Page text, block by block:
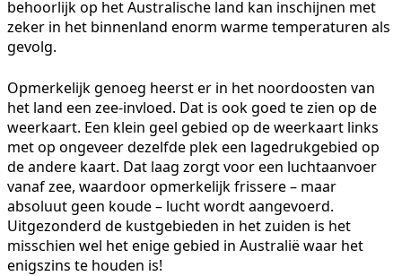
behoorlijk op het Australische land kan inschijnen met
zeker in het binnenland enorm warme temperaturen als
gevolg.
Opmerkelijk genoeg heerst er in het noordoosten van
het land een zee-invloed. Dat is ook goed te zien op de
weerkaart. Een klein geel gebied op de weerkaart links
met op ongeveer dezelfde plek een lagedrukgebied op
de andere kaart. Dat laag zorgt voor een luchtaanvoer
vanaf zee, waardoor opmerkelijk frissere – maar
absoluut geen koude – lucht wordt aangevoerd.
Uitgezonderd de kustgebieden in het zuiden is het
misschien wel het enige gebied in Australië waar het
enigszins te houden is!